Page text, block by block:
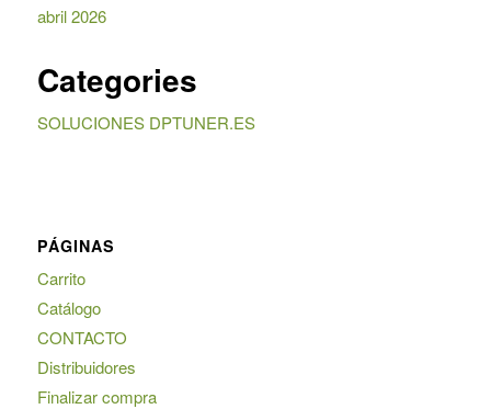
abril 2026
Categories
SOLUCIONES DPTUNER.ES
PÁGINAS
Carrito
Catálogo
CONTACTO
Distribuidores
Finalizar compra